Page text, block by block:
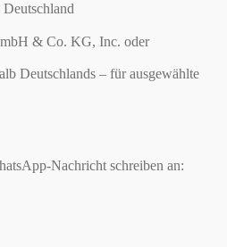
& Co. KG, Inc. oder
Deutschlands – für ausgewählte
Nachricht schreiben an: